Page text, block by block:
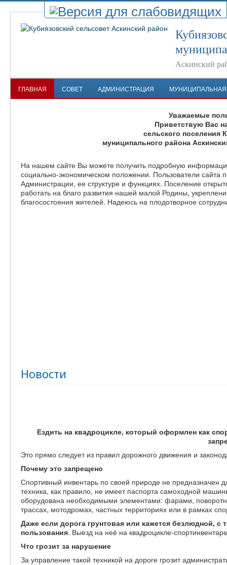
Аскинский
ГЛАВНАЯ СОВЕТ АДМИНИСТРАЦИЯ
Уважаемые
Приветствую Вас
сельского поселения
муниципального района
На нашем сайте Вы можете получить подробную
социально-экономическом положении. Пользователи
Администрации, ее структуре и функциях. Поселение
работать на благо развития нашей малой Родины,
благосостояния жителей. Надеюсь на плодотворное
Новости
Ездить на квадроцикле, который оформлен как
Это прямо следует из правил дорожного движения и
Почему это запрещено
Спортивный инвентарь по своей природе не предназначен
техника, как правило, не имеет паспорта самоходной
оборудована необходимыми элементами: фарами,
трассах, мотодромах, частных территориях или в рамках
Даже если дорога грунтовая или кажется безлюдной, с
пользования. Выезд на неё на квадроцикле-
Что грозит за нарушение
За управление такой техникой на дороге грозит